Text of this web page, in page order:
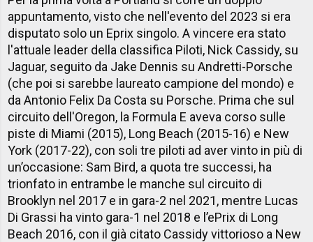
appuntamento, visto che nell'evento del 2023 si era
disputato solo un Eprix singolo. A vincere era stato
l'attuale leader della classifica Piloti, Nick Cassidy, su
Jaguar, seguito da Jake Dennis su Andretti-Porsche
(che poi si sarebbe laureato campione del mondo) e
da Antonio Felix Da Costa su Porsche. Prima che sul
circuito dell'Oregon, la Formula E aveva corso sulle
piste di Miami (2015), Long Beach (2015-16) e New
York (2017-22), con soli tre piloti ad aver vinto in più di
un’occasione: Sam Bird, a quota tre successi, ha
trionfato in entrambe le manche sul circuito di
Brooklyn nel 2017 e in gara-2 nel 2021, mentre Lucas
Di Grassi ha vinto gara-1 nel 2018 e l’ePrix di Long
Beach 2016, con il già citato Cassidy vittorioso a New